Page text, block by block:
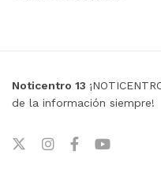
Noticentro 13
de la información siempre!